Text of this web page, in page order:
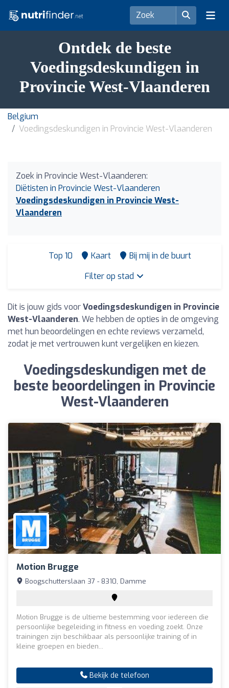
Ontdek de beste
Voedingsdeskundigen in
Provincie West-Vlaanderen
Belgium
Voedingsdeskundigen in Provincie West-Vlaanderen
Zoek in Provincie West-Vlaanderen:
Diëtisten in Provincie West-Vlaanderen
Voedingsdeskundigen in Provincie West-
Vlaanderen
Top 10 Kaart
Bij mij in de buurt
Filter op stad
Dit is jouw gids voorVoedingsdeskundigen in Provincie
West-Vlaanderen. We hebben de opties in de omgeving
met hun beoordelingen en echte reviews verzameld,
zodat je met vertrouwen kunt vergelijken en kiezen.
Voedingsdeskundigen met de
beste beoordelingen in Provincie
West-Vlaanderen
Motion Brugge
Boogschutterslaan 37 - 8310, Damme
Motion Brugge is de ultieme bestemming voor iedereen die
persoonlijke begeleiding in fitness en voeding zoekt. Onze
trainingen zijn beschikbaar als persoonlijke training of in
kleine groepen en bieden...
Bekijk de telefoon